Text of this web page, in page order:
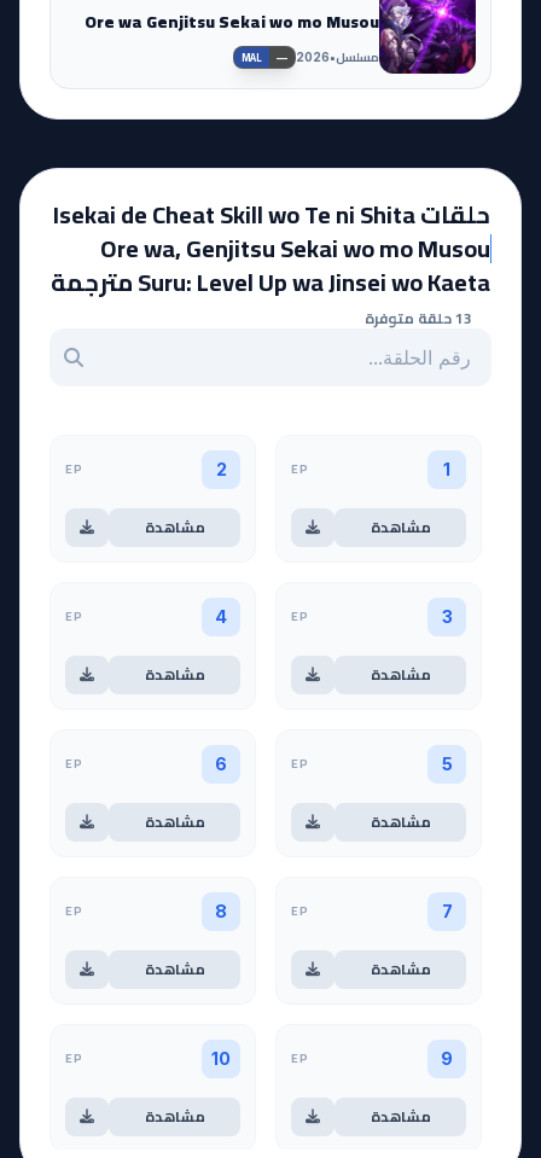
Ore wa Genjitsu Sekai wo mo Musou
Suru: Level Up wa Jinsei wo Kaeta (TV
مسلسل•
2026
MAL —
حلقات Isekai de Cheat Skill wo Te ni Shita
Ore wa, Genjitsu Sekai wo mo Musou
Suru: Level Up wa Jinsei wo Kaeta مترجمة
13 حلقة متوفرة
بحث عن حلقة بالرقم
1
EP
مشاهدة
2
EP
مشاهدة
3
EP
مشاهدة
4
EP
مشاهدة
5
EP
مشاهدة
6
EP
مشاهدة
7
EP
مشاهدة
8
EP
مشاهدة
9
EP
مشاهدة
10
EP
مشاهدة